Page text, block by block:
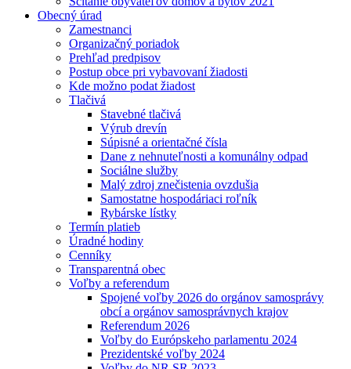
Obecný úrad
Zamestnanci
Organizačný poriadok
Prehľad predpisov
Postup obce pri vybavovaní žiadosti
Kde možno podat žiadost
Tlačivá
Stavebné tlačivá
Výrub drevín
Súpisné a orientačné čísla
Dane z nehnuteľnosti a komunálny odpad
Sociálne služby
Malý zdroj znečistenia ovzdušia
Samostatne hospodáriaci roľník
Rybárske lístky
Termín platieb
Úradné hodiny
Cenníky
Transparentná obec
Voľby a referendum
Spojené voľby 2026 do orgánov samosprávy
obcí a orgánov samosprávnych krajov
Referendum 2026
Voľby do Európskeho parlamentu 2024
Prezidentské voľby 2024